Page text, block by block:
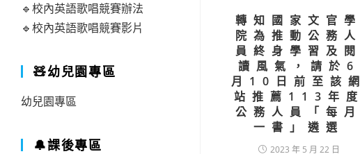
轉知國家文官學
院為推動公務人
員終身學習及閱
讀風氣，請於6
月10日前至該網
站推薦113年度
公務人員「每月
一書」遴選
2023 年 5 月 22 日
🔹校內英語歌唱競賽辦法
🔹校內英語歌唱競賽影片
🧸幼兒園專區
幼兒園專區
🔔課後專區